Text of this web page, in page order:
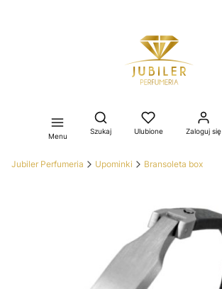
Menu
Otwórz wyszukiwarkę
Szukaj Ulubione Zaloguj się
Jubiler Perfumeria Upominki Bransoleta box